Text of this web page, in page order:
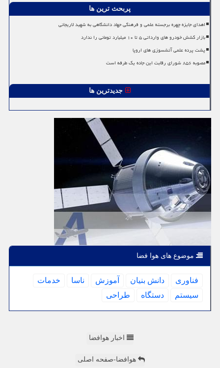
پربحث ترین ها
اهدای جایزه چهره برجسته علمی و فرهنگی جهاد دانشگاهی به شهید لاریجانی
بازار کشش خودرو های وارداتی ۵ تا ۱۰ میلیارد تومانی را ندارد
پشت پرده علمی آتشسوزی های اروپا
مصوبه ۸۵۶ شورای رقابت این جاده یک طرفه است
جدیدترین ها
موضوع های هوا فضا
فناوری دانش بنیان آموزش ناسا
خدمات
سیستم
دستگاه طراحی
اخبار هوافضا
هوافضا-صفحه اصلی